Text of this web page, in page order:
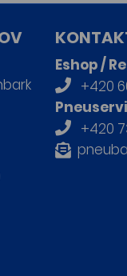
Eshop /
+420
+420